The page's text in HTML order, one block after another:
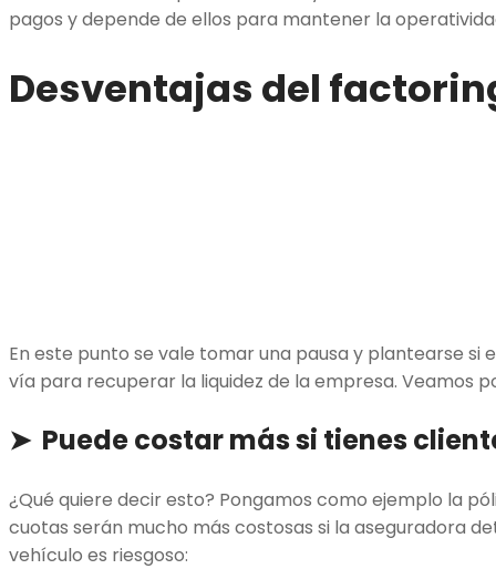
pagos y depende de ellos para mantener la
Desventajas del
En este punto se vale tomar una pausa y plantearse si
vía para recuperar la liquidez de la empresa. Veamos
➤ Puede costar más si tienes
¿Qué quiere decir esto? Pongamos como ejemplo la
cuotas serán mucho más costosas si la aseguradora
vehículo es riesgoso: